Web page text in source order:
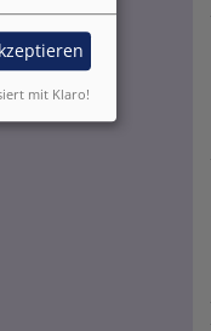
mit Klaro!